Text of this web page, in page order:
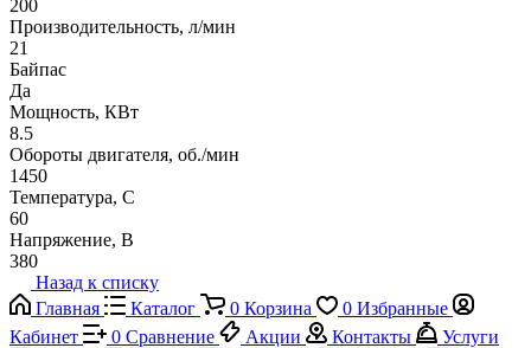
200
Производительность, л/мин
21
Байпас
Да
Мощность, КВт
8.5
Обороты двигателя, об./мин
1450
Температура, C
60
Напряжение, В
380
Назад к списку
Главная
Каталог 0 Корзина 0 Избранные
Кабинет
0 Сравнение Акции Контакты
Услуги